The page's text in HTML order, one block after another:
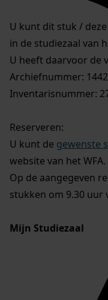
U kunt dit stuk /
in de studiezaal van
U heeft daarvoor de
Archiefnummer:
Inventarisnummer:
Reserveren:
U kunt de gewenste
website van het WFA.
Op de aangegeven
stukken om 9.30 uur
Mijn Studiezaal